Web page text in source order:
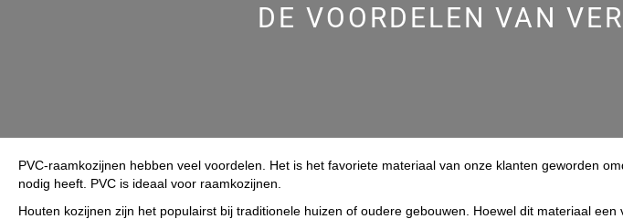
DE VOORDELEN VAN
PVC-raamkozijnen hebben veel voordelen. Het is het favoriete materiaal van onze klanten geworden
nodig heeft. PVC is ideaal voor raamkozijnen.
Houten kozijnen zijn het populairst bij traditionele huizen of oudere gebouwen. Hoewel dit materiaal